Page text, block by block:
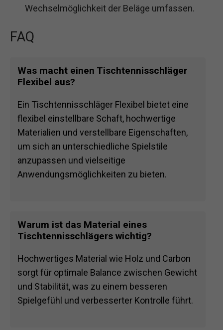
Wechselmöglichkeit der Beläge umfassen.
FAQ
Was macht einen Tischtennisschläger
Flexibel aus?
Ein Tischtennisschläger Flexibel bietet eine
flexibel einstellbare Schaft, hochwertige
Materialien und verstellbare Eigenschaften,
um sich an unterschiedliche Spielstile
anzupassen und vielseitige
Anwendungsmöglichkeiten zu bieten.
Warum ist das Material eines
Tischtennisschlägers wichtig?
Hochwertiges Material wie Holz und Carbon
sorgt für optimale Balance zwischen Gewicht
und Stabilität, was zu einem besseren
Spielgefühl und verbesserter Kontrolle führt.